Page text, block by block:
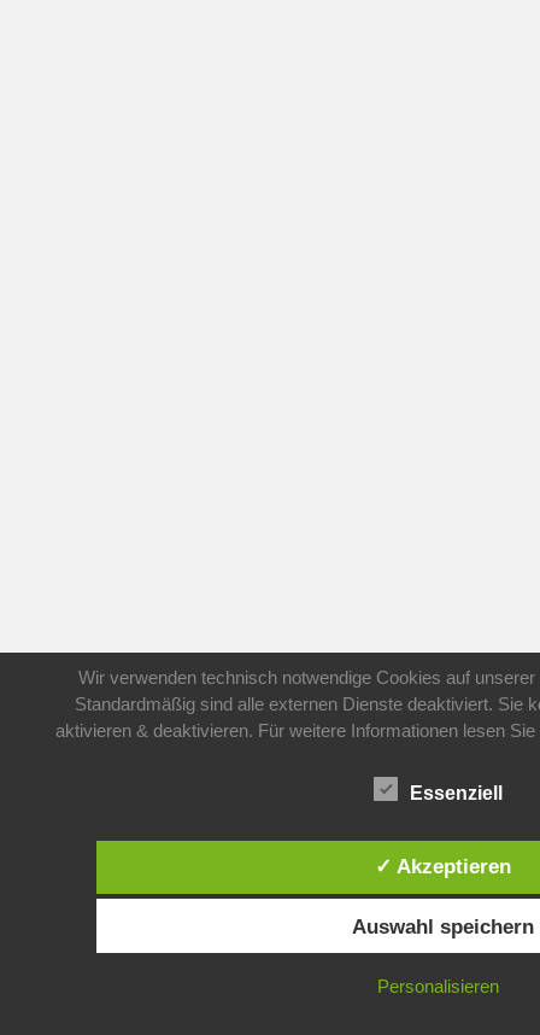
Wir verwenden technisch notwendige Cookies auf
Standardmäßig sind alle externen Dienste deaktiviert. Sie
aktivieren & deaktivieren. Für weitere Informationen lesen
Essenziell
✓ Akzeptieren
Auswahl speichern
Personalisieren